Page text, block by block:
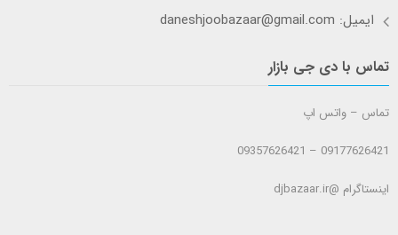
ایمیل: daneshjoobazaar@gmail.com
تماس با دی جی بازار
تماس – واتس اپ
09177626421 – 09357626421
اینستاگرام @djbazaar.ir